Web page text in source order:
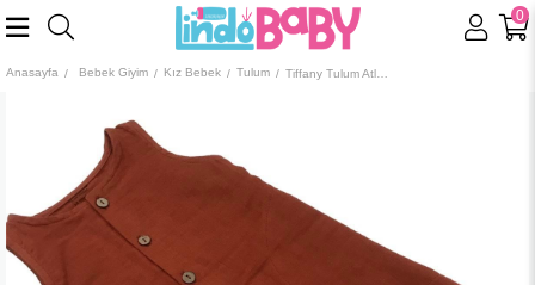
0
Anasayfa Bebek Giyim Kız Bebek Tulum